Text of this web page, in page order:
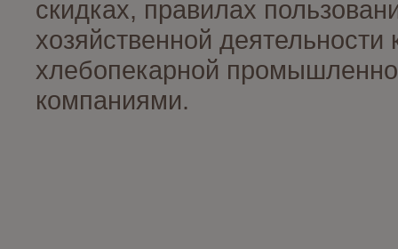
скидках, правилах
хозяйственной
хлебопекарной
компаниями.